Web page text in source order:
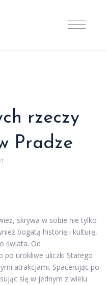
rzeczy
Pradze
skrywa w sobie nie tylko
bogatą historię i kulturę,
świata. Od
po urokliwe uliczki Starego
atrakcjami. Spacerując po
się w jednym z wielu